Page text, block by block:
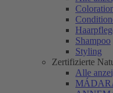
Shampoo
Styling
Zertifizierte
Alle